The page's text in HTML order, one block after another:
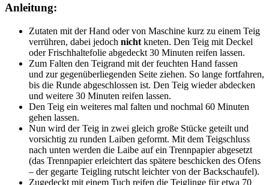
Anleitung:
Zutaten mit der Hand oder von Maschine kurz zu einem Teig
verrühren, dabei jedoch nicht kneten. Den Teig mit Deckel
oder Frischhaltefolie abgedeckt 30 Minuten reifen lassen.
Zum Falten den Teigrand mit der feuchten Hand fassen
und zur gegenüberliegenden Seite ziehen. So lange fortfahren,
bis die Runde abgeschlossen ist. Den Teig wieder abdecken
und weitere 30 Minuten reifen lassen.
Den Teig ein weiteres mal falten und nochmal 60 Minuten
gehen lassen.
Nun wird der Teig in zwei gleich große Stücke geteilt und
vorsichtig zu runden Laiben geformt. Mit dem Teigschluss
nach unten werden die Laibe auf ein Trennpapier abgesetzt
(das Trennpapier erleichtert das spätere beschicken des Ofens
– der gegarte Teigling rutscht leichter von der Backschaufel).
Zugedeckt mit einem Tuch reifen die Teiglinge für etwa 70